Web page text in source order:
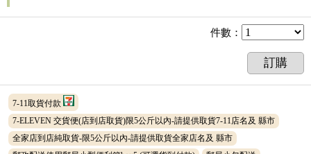
件數 ：
訂購
7-11取貨付款
7-ELEVEN 交貨便(店到店取貨)限5公斤以內-請提供取貨7-11店名及 縣市
全家店到店純取貨-限5公斤以內-請提供取貨全家店名及 縣市